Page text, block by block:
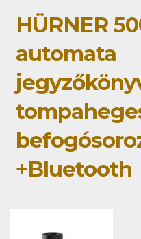
HÜRNER
automata
+Bluetooth